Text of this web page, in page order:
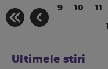
9 10 11
Ultimele stiri